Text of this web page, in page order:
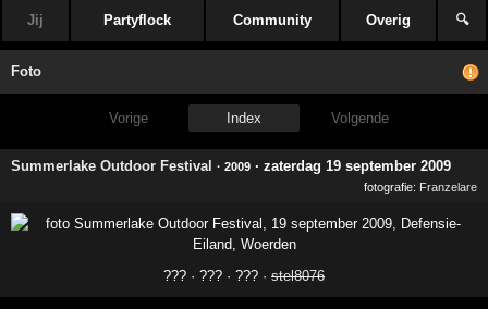
Jij Partyflock Community Overig 🔍
Foto
Vorige Index Volgende
Summerlake Outdoor Festival · 2009 ·zaterdag 19 september 2009
fotografie: Franzelare
??? · ??? · ??? · stel8076